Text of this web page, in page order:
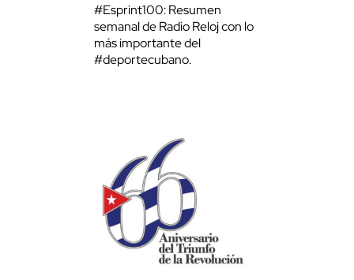
#Esprint100: Resumen
semanal de Radio Reloj con lo
más importante del
#deportecubano.